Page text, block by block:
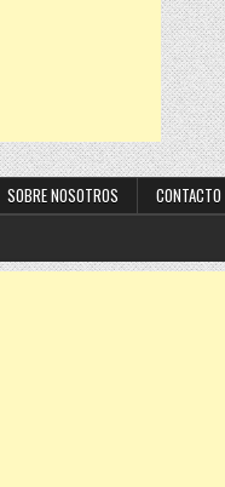
SOBRE NOSOTROS CONTACTO